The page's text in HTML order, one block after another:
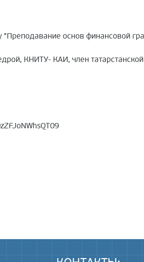
основ финансовой
КНИТУ- КАИ, член